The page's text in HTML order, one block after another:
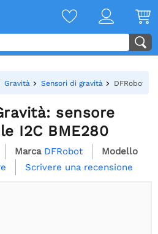
Gravità Sensori di gravità DFRobot
sensore
I2C BME280
Marca DFRobot
Modello
Scrivere una recensione